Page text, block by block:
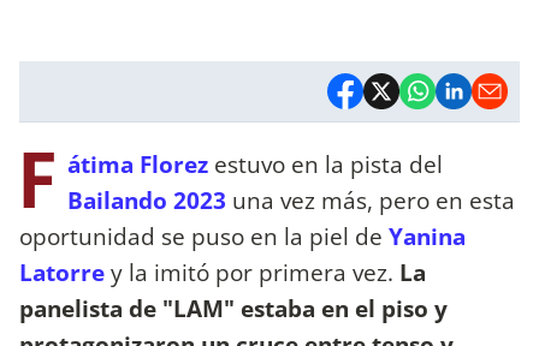
F átima Florez estuvo en la pista del
Bailando 2023 una vez más, pero en esta
oportunidad se puso en la piel de Yanina
Latorrey la imitó por primera vez. La
panelista de "LAM" estaba en el piso y